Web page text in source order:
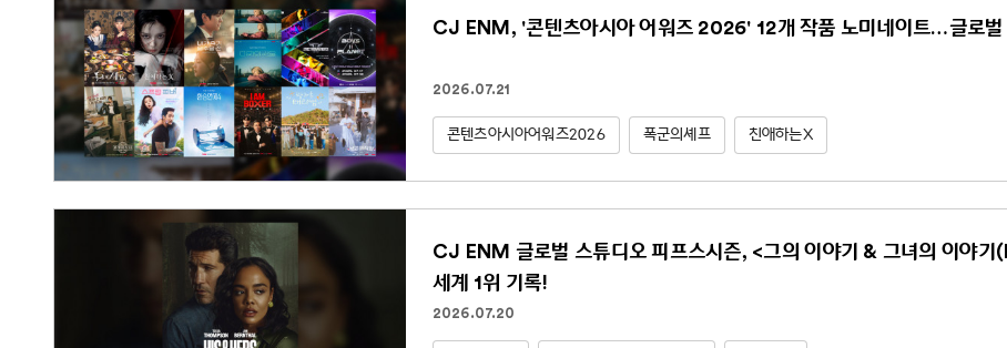
CJ ENM, '콘텐츠아시아 어워즈 2026' 12개 작품 노미네이트…글로벌
2026.07.21
콘텐츠아시아어워즈2026 폭군의셰프 친애하는X
CJ ENM 글로벌 스튜디오 피프스시즌, <그의 이야기 & 그녀의 이야
세계 1위 기록!
2026.07.20